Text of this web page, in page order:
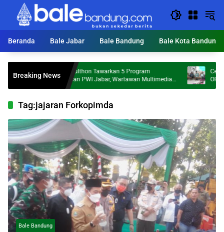
Langsung
konten
Beranda
Bale Jabar Bale Bandung Bale Kota Bandung
Breaking News
Tantan Sulthon Tawarkan 5 Program
Perubahan PWI Jabar, Wartawan Multimedia
Jadi Prioritas
Cegah
OPD Tindak
Tag:jajaran Forkopimda
Bale Bandung